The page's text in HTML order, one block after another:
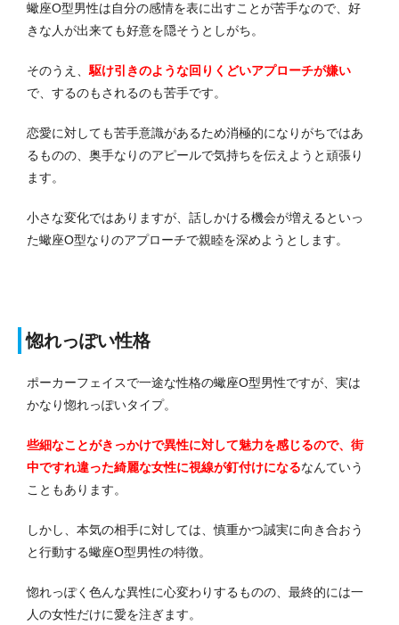
蠍座O型男性は自分の感情を表に出すことが苦手なので、好
きな人が出来ても好意を隠そうとしがち。
そのうえ、駆け引きのような回りくどいアプローチが嫌い
で、するのもされるのも苦手です。
恋愛に対しても苦手意識があるため消極的になりがちではあ
るものの、奥手なりのアピールで気持ちを伝えようと頑張り
ます。
小さな変化ではありますが、話しかける機会が増えるといっ
た蠍座O型なりのアプローチで親睦を深めようとします。
惚れっぽい性格
ポーカーフェイスで一途な性格の蠍座O型男性ですが、実は
かなり惚れっぽいタイプ。
些細なことがきっかけで異性に対して魅力を感じるので、街
中ですれ違った綺麗な女性に視線が釘付けになるなんていう
こともあります。
しかし、本気の相手に対しては、慎重かつ誠実に向き合おう
と行動する蠍座O型男性の特徴。
惚れっぽく色んな異性に心変わりするものの、最終的には一
人の女性だけに愛を注ぎます。